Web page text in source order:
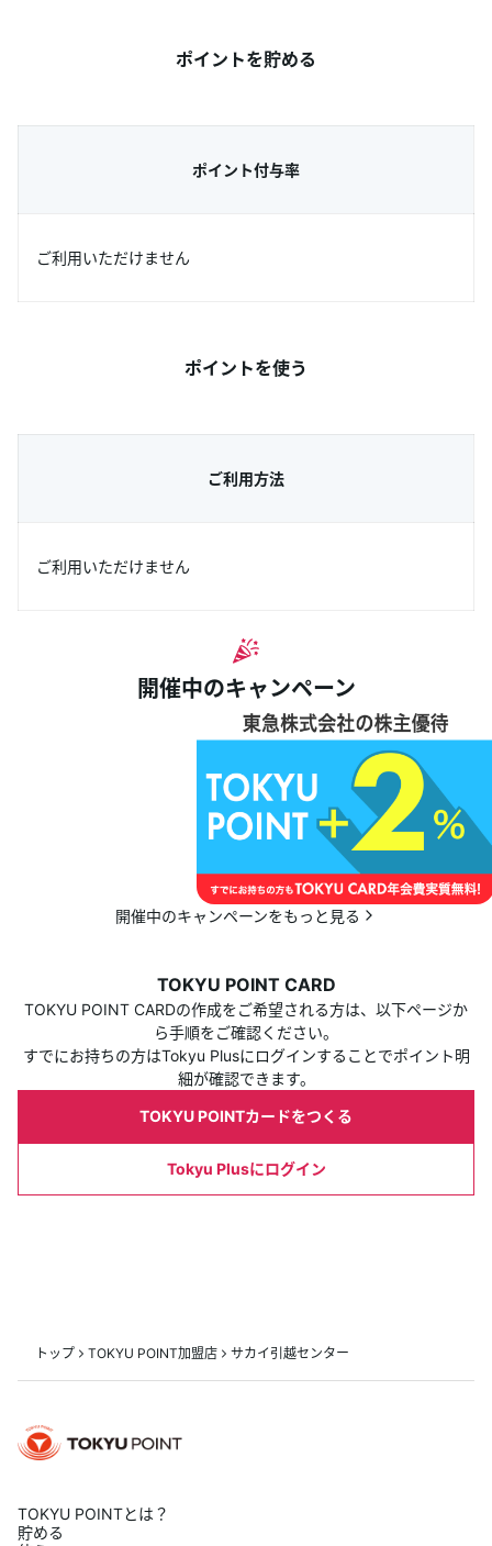
ポイントを貯める
ポイント付与率
ご利用いただけません
ポイントを使う
ご利用方法
ご利用いただけません
開催中のキャンペーン
開催中のキャンペーンをもっと見る
TOKYU POINT CARD
TOKYU POINT CARDの作成をご希望される方は、以下ページか
ら手順をご確認ください。
すでにお持ちの方はTokyu Plusにログインすることでポイント明
細が確認できます。
TOKYU POINTカードをつくる
Tokyu Plusにログイン
トップ TOKYU POINT加盟店 サカイ引越センター
TOKYU POINTとは？
貯める